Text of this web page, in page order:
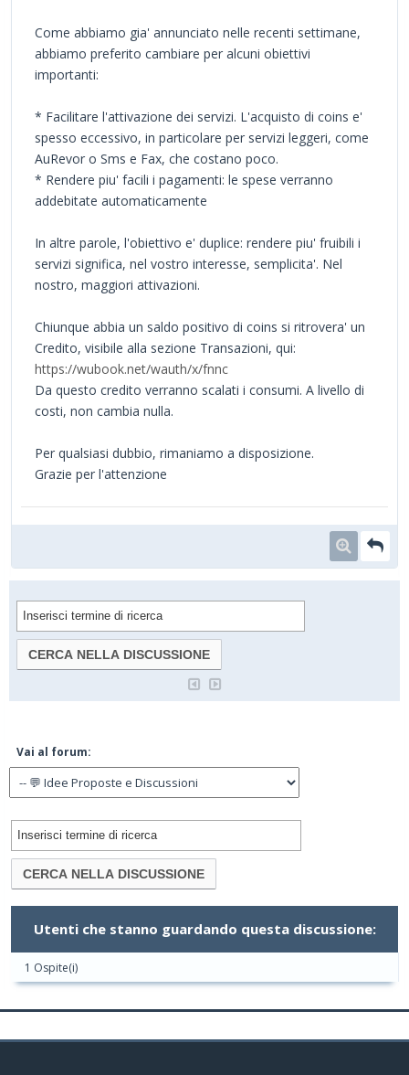
Come abbiamo gia' annunciato nelle recenti settimane,
abbiamo preferito cambiare per alcuni obiettivi
importanti:
* Facilitare l'attivazione dei servizi. L'acquisto di coins e'
spesso eccessivo, in particolare per servizi leggeri, come
AuRevor o Sms e Fax, che costano poco.
* Rendere piu' facili i pagamenti: le spese verranno
addebitate automaticamente
In altre parole, l'obiettivo e' duplice: rendere piu' fruibili i
servizi significa, nel vostro interesse, semplicita'. Nel
nostro, maggiori attivazioni.
Chiunque abbia un saldo positivo di coins si ritrovera' un
Credito, visibile alla sezione Transazioni, qui:
https://wubook.net/wauth/x/fnnc
Da questo credito verranno scalati i consumi. A livello di
costi, non cambia nulla.
Per qualsiasi dubbio, rimaniamo a disposizione.
Grazie per l'attenzione
Vai al forum:
Utenti che stanno guardando questa discussione:
1 Ospite(i)